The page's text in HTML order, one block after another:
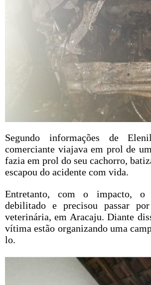
Segundo informações de
comerciante viajava em prol de
fazia em prol do seu cachorro,
escapou do acidente com vida.
Entretanto, com o impacto, o
debilitado e precisou passar
veterinária, em Aracaju. Diante
vítima estão organizando uma
lo.